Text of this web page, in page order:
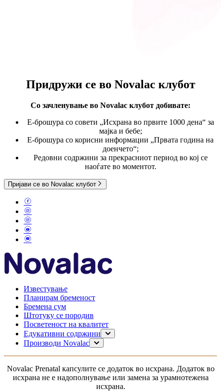
Придружи се во Novalac клубот
Со зачленување во Novalac клубот добивате:
E-брошура со совети „Исхрана во првите 1000 дена“ за
мајка и бебе;
Е-брошура со корисни информации „Првата година на
доенчето“;
Редовни содржини за прекрасниот период во кој се
наоѓате во моментот.
Пријави се во Novalac клубот
Известување
Планирам бременост
Бремена сум
Штотуку се породив
Посветеност на квалитет
Едукативни содржини
Планирање на бременост
Моето дете
Производи Novalac
6-12 месеци
1-3 години
за доенчиња без дигестивни проблеми
Novalac Рrenatal капсулите се додаток во исхрана. Додаток во
исхрана не е надополнување или замена за урамнотежена
исхрана.